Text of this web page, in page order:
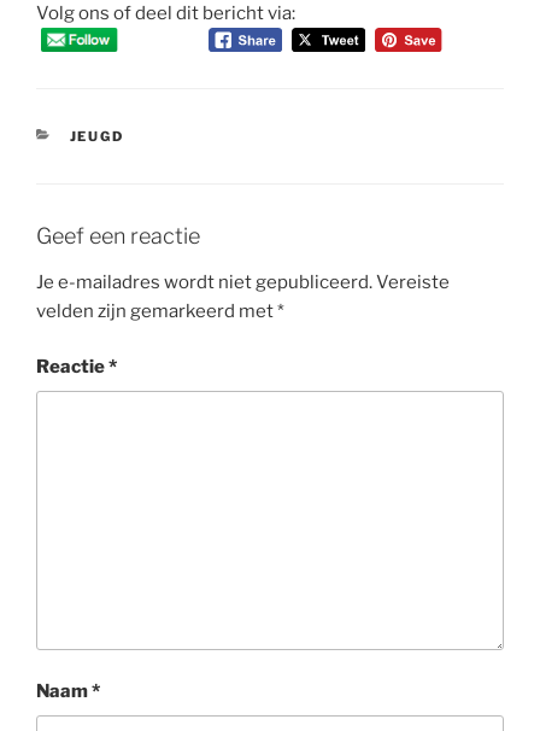
Volg ons of deel dit bericht via:
CATEGORIEËN
JEUGD
Geef een reactie
Je e-mailadres wordt niet gepubliceerd.Vereiste
velden zijn gemarkeerd met*
Reactie*
Naam*